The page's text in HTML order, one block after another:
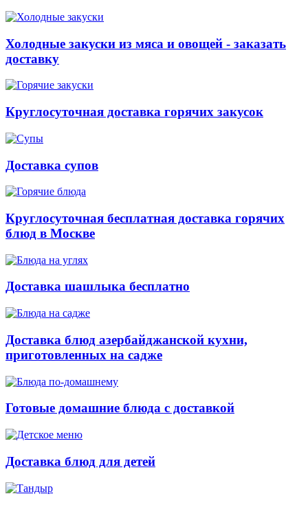
Холодные закуски из мяса и овощей - заказать
доставку
Круглосуточная доставка горячих закусок
Доставка супов
Круглосуточная бесплатная доставка горячих
блюд в Москве
Доставка шашлыка бесплатно
Доставка блюд азербайджанской кухни,
приготовленных на садже
Готовые домашние блюда с доставкой
Доставка блюд для детей